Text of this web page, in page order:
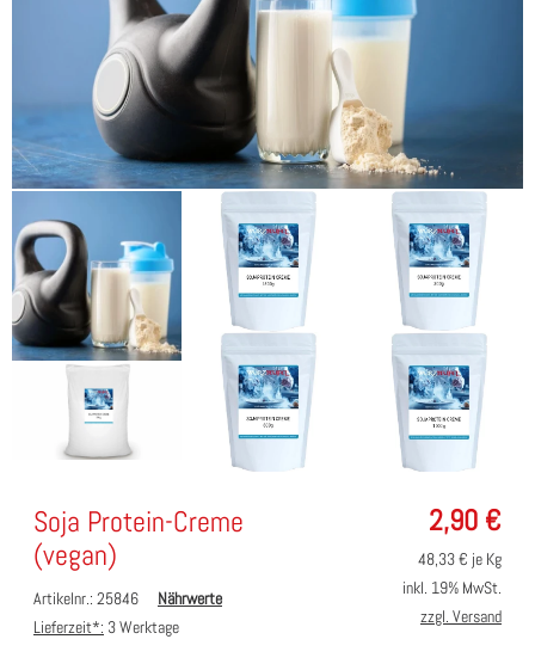
2,90 €
Soja Protein-Creme
(vegan)
Artikelnr.: 25846
Nährwerte
Lieferzeit*: 3 Werktage
48,33€ je Kg
inkl. 19% MwSt.
zzgl. Versand